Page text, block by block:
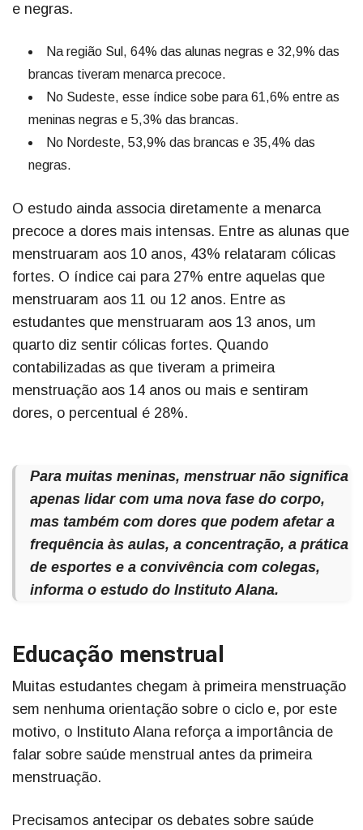
e negras.
Na região Sul, 64% das alunas negras e 32,9% das
brancas tiveram menarca precoce.
No Sudeste, esse índice sobe para 61,6% entre as
meninas negras e 5,3% das brancas.
No Nordeste, 53,9% das brancas e 35,4% das
negras.
O estudo ainda associa diretamente a menarca
precoce a dores mais intensas. Entre as alunas que
menstruaram aos 10 anos, 43% relataram cólicas
fortes. O índice cai para 27% entre aquelas que
menstruaram aos 11 ou 12 anos. Entre as
estudantes que menstruaram aos 13 anos, um
quarto diz sentir cólicas fortes. Quando
contabilizadas as que tiveram a primeira
menstruação aos 14 anos ou mais e sentiram
dores, o percentual é 28%.
Para muitas meninas, menstruar não significa
apenas lidar com uma nova fase do corpo,
mas também com dores que podem afetar a
frequência às aulas, a concentração, a prática
de esportes e a convivência com colegas,
informa o estudo do Instituto Alana.
Educação menstrual
Muitas estudantes chegam à primeira menstruação
sem nenhuma orientação sobre o ciclo e, por este
motivo, o Instituto Alana reforça a importância de
falar sobre saúde menstrual antes da primeira
menstruação.
Precisamos antecipar os debates sobre saúde